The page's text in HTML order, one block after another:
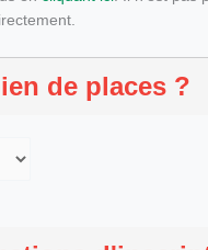
de places ?